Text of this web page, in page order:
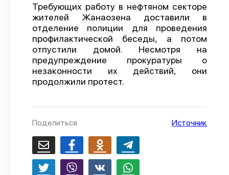
Отчеты
Предложить публикацию
Справочник
О проекте
Требующих работу в нефтяном секторе
жителей Жанаозена доставили в
отделение полиции для проведения
профилактической беседы, а потом
отпустили домой. Несмотря на
предупреждение прокуратуры о
незаконности их действий, они
продолжили протест.
Поделиться Источник